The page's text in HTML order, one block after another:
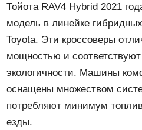
Тойота RAV4 Hybrid 2021
модель в линейке
Toyota. Эти кроссоверы
мощностью и
экологичности. Машины
оснащены множеством
потребляют минимум
езды.